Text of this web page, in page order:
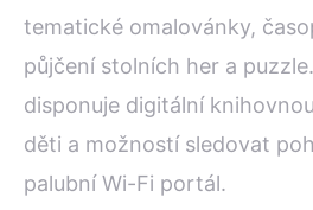
tematické omalovánky,
půjčení stolních her a
disponuje digitální
děti a možností sledovat
palubní Wi-Fi portál.